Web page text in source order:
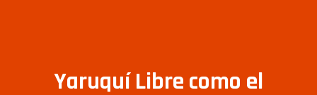
Yaruquí Libre como el